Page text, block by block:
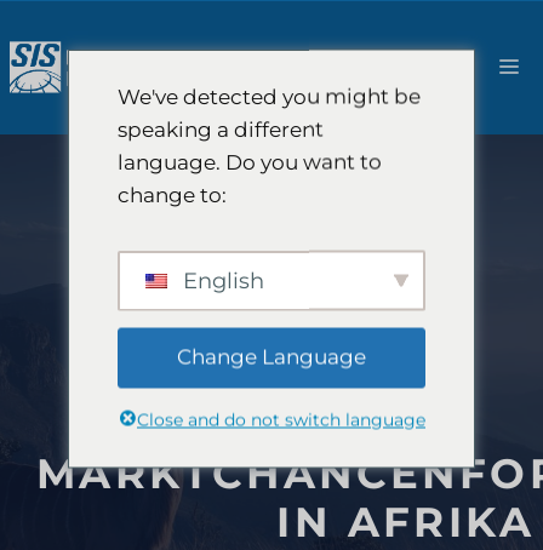
Inhalt
springen
IN AFRIKA
We've detected you might be
speaking a different
language. Do you want to
change to:
English
Change Language
Close and do not switch language